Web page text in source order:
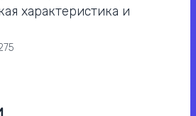
характеристика и